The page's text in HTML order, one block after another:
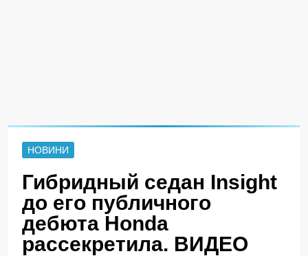
НОВИНИ
Гибридный седан Insight
до его публичного
дебюта Honda
рассекретила. ВИДЕО